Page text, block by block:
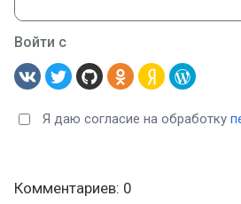
Войти с
Я даю согласие на обработку
Комментариев: 0